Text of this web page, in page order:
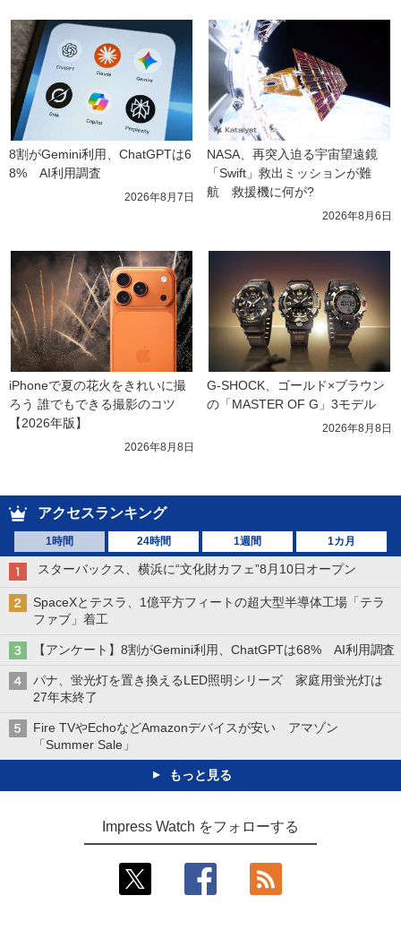
8割がGemini利用、ChatGPTは6
8%　AI利用調査
2026年8月7日
NASA、再突入迫る宇宙望遠鏡
「Swift」救出ミッションが難
航　救援機に何が?
2026年8月6日
iPhoneで夏の花火をきれいに撮
ろう 誰でもできる撮影のコツ
【2026年版】
2026年8月8日
G-SHOCK、ゴールド×ブラウン
の「MASTER OF G」3モデル
2026年8月8日
アクセスランキング
1時間 24時間 1週間 1カ月
スターバックス、横浜に“文化財カフェ”8月10日オープン
SpaceXとテスラ、1億平方フィートの超大型半導体工場「テラ
ファブ」着工
【アンケート】8割がGemini利用、ChatGPTは68% AI利用調査
パナ、蛍光灯を置き換えるLED照明シリーズ 家庭用蛍光灯は
27年末終了
Fire TVやEchoなどAmazonデバイスが安い アマゾン
「Summer Sale」
もっと見る
Impress Watch をフォローする